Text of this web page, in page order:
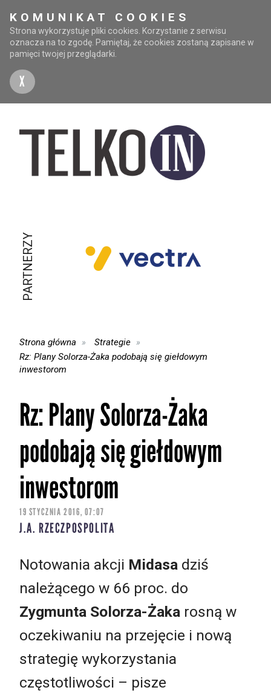
KOMUNIKAT COOKIES
Strona wykorzystuje pliki cookies. Korzystanie z serwisu
oznacza na to zgodę. Pamiętaj, że cookies zostaną zapisane w
pamięci twojej przeglądarki.
X
PARTNERZY
Strona główna
Strategie
Rz: Plany Solorza-Żaka podobają się giełdowym
inwestorom
Rz: Plany Solorza-Żaka
podobają się giełdowym
inwestorom
19 STYCZNIA 2016, 07:07
J.A. RZECZPOSPOLITA
Notowania akcji Midasa dziś
należącego w 66 proc. do
Zygmunta Solorza-Żaka rosną w
oczekiwaniu na przejęcie i nową
strategię wykorzystania
częstotliwości – pisze